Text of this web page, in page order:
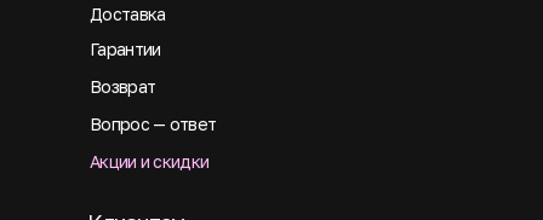
Доставка
Гарантии
Возврат
Вопрос — ответ
Акции и скидки